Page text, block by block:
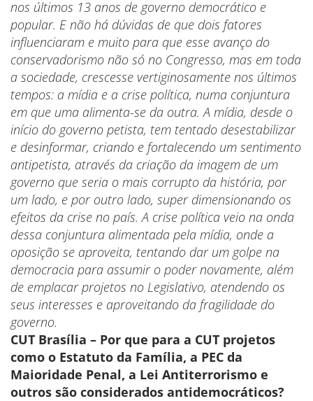
nos últimos 13 anos de governo democrático e
popular. E não há dúvidas de que dois fatores
influenciaram e muito para que esse avanço do
conservadorismo não só no Congresso, mas em toda
a sociedade, crescesse vertiginosamente nos últimos
tempos: a mídia e a crise política, numa conjuntura
em que uma alimenta-se da outra. A mídia, desde o
início do governo petista, tem tentado desestabilizar
e desinformar, criando e fortalecendo um sentimento
antipetista, através da criação da imagem de um
governo que seria o mais corrupto da história, por
um lado, e por outro lado, super dimensionando os
efeitos da crise no país. A crise política veio na onda
dessa conjuntura alimentada pela mídia, onde a
oposição se aproveita, tentando dar um golpe na
democracia para assumir o poder novamente, além
de emplacar projetos no Legislativo, atendendo os
seus interesses e aproveitando da fragilidade do
governo.
CUT Brasília – Por que para a CUT projetos
como o Estatuto da Família, a PEC da
Maioridade Penal, a Lei Antiterrorismo e
outros são considerados antidemocráticos?